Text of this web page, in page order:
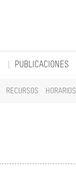
RECURSOS HORARIOS
PUBLICACIONES